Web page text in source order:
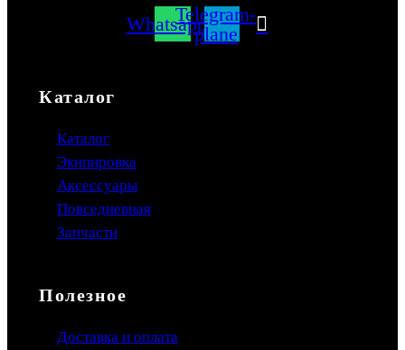
WhatsappTelegram-
plane
Каталог
Каталог
Экипировка
Аксессуары
Повседневная
Запчасти
Полезное
Доставка и оплата